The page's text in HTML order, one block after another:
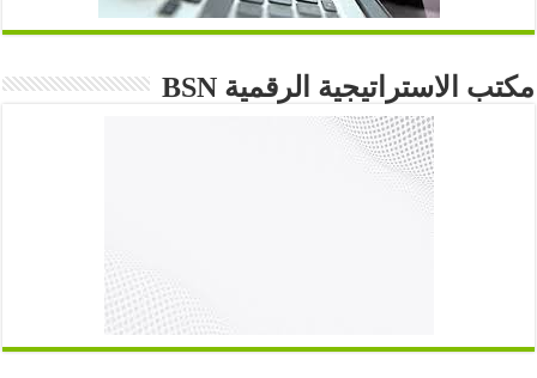
مكتب الاستراتيجية الرقمية BSN